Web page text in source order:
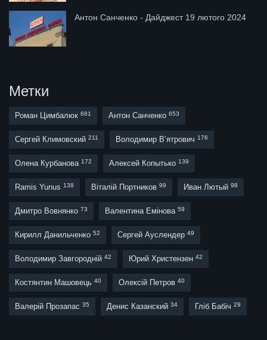
Антон Санченко - Дайджест 19 лютого 2024
Метки
Роман Цимбалюк 681 Антон Санченко 653
Сергей Климовский 211 Володимир В’ятрович 176
Олена Курбанова 172 Алексей Копытько 139
Ramis Yunus 138 Віталій Портников 99 Иван Лютый 98
Дмитро Вовнянко 73 Валентина Емінова 59
Кирилл Данильченко 52 Сергей Ауслендер 49
Володимир Завгородній 42 Юрий Христензен 42
Костянтин Машовець 40 Олексій Петров 40
Валерій Прозапас 35 Денис Казанский 34 Гліб Бабіч 29